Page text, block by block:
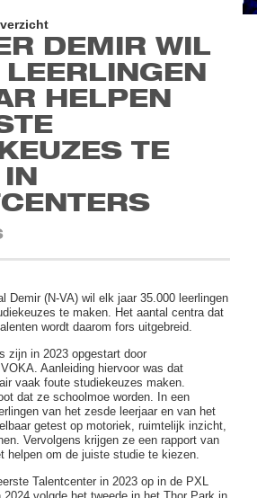
DEMIR WIL
HELPEN
TE
Demir (N-VA) wil elk jaar 35.000 leerlingen
te maken. Het aantal centra dat
wordt daarom fors uitgebreid.
zijn in 2023 opgestart door
Aanleiding hiervoor was dat
vaak foute studiekeuzes maken.
dat ze schoolmoe worden. In een
van het zesde leerjaar en van het
getest op motoriek, ruimtelijk inzicht,
Vervolgens krijgen ze een rapport van
helpen om de juiste studie te kiezen.
Talentcenter in 2023 op in de PXL